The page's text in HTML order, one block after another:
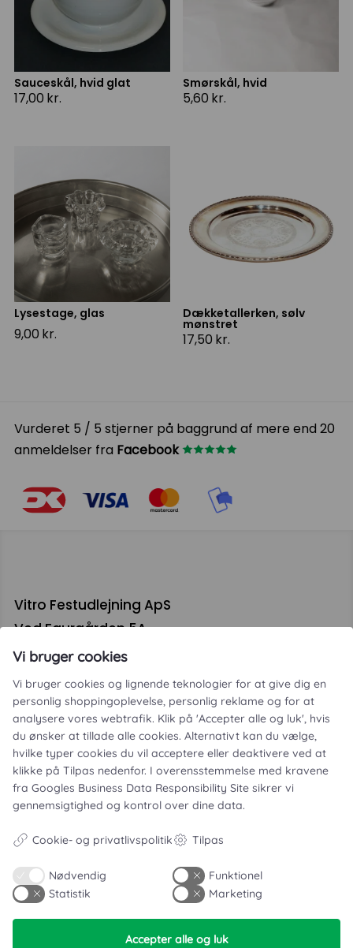
Sauceskål, hvid glat
17,00 kr.
Smørskål, hvid
5,60 kr.
Lysestage, glas
9,00 kr.
Dækketallerken, sølv
mønstret
17,50 kr.
Vurderet 5 / 5 stjerner på baggrund af mere end 20
anmeldelser fra Facebook
Vitro Festudlejning ApS
Ved Faurgården 5A
4300 Holbæk
CVR. 46093364
Cookie- og privatlivspolitik
Typiske spørgsmål
Inspiration
Vi bruger cookies
Vi bruger cookies og lignende teknologier for at give dig en
personlig shoppingoplevelse, personlig reklame og for at
analysere vores webtrafik. Klik på 'Accepter alle og luk', hvis
du ønsker at tillade alle cookies. Alternativt kan du vælge,
hvilke typer cookies du vil acceptere eller deaktivere ved at
klikke på Tilpas nedenfor. I overensstemmelse med kravene
fra Googles Business Data Responsibility Site sikrer vi
gennemsigtighed og kontrol over dine data.
Cookie- og privatlivspolitik Tilpas
Nødvendig
Funktionel
Statistik
Marketing
Accepter alle og luk